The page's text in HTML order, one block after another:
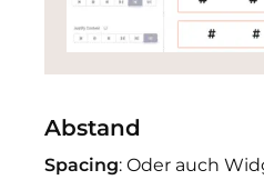
Abstand
Spacing: Oder auch